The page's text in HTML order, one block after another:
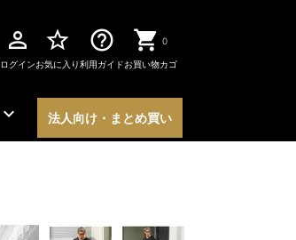
perm_identity
ログイン
star_border
お気に入り
help_outline
利用ガイド
0
お買い物カゴ
expand_more 法人向け・まとめ買い